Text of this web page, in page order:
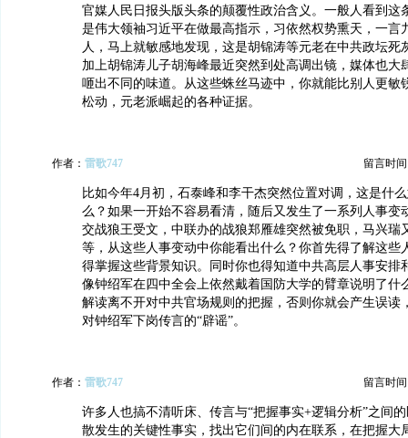
官媒人民日报头版头条的颠覆性政治含义。一般人看到这
是伟大领袖习近平在做最高指示，习依然权势熏天，一言
人，马上就敏感地发现，这是胡锦涛等元老在中共政坛死
加上胡锦涛儿子胡海峰最近突然到处高调出镜，媒体也大
咂出不同的味道。从这些蛛丝马迹中，你就能比别人更敏
松动，元老派崛起的各种证据。
作者： 雷歌747 留言时间
比如今年4月初，石泰峰和李干杰突然位置对调，这是什
么？如果一开始不容易看清，随后又发生了一系列人事变
交战狼王受文，中联办的战狼郑雁雄突然被免职，马兴瑞
等，从这些人事变动中你能看出什么？你首先得了解这些
得掌握这些背景知识。同时你也得知道中共高层人事安排
像钟绍军在四中全会上依然戴着国防大学的臂章说明了什
解读离不开对中共官场规则的把握，否则你就会产生误读
对钟绍军下岗传言的“辟谣”。
作者： 雷歌747 留言时间
许多人也搞不清听床、传言与“把握事实+逻辑分析”之间
散发生的关键性事实，找出它们间的内在联系，在把握大